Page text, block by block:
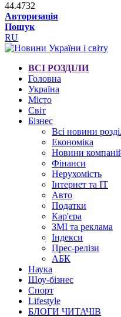
44.4732
Авторизація
Пошук
RU
ВСІ РОЗДІЛИ
Головна
Україна
Місто
Світ
Бізнес
Всі новини
Економіка
Новини
Фінанси
Нерухомість
Інтернет та IT
Авто
Податки
Кар'єра
ЗМІ та реклама
Індекси
Прес-релізи
АБК
Наука
Шоу-бізнес
Спорт
Lifestyle
БЛОГИ ЧИТАЧІВ